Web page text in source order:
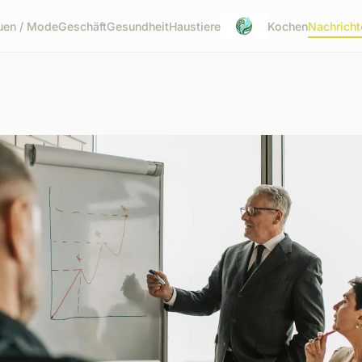
/ ModeGeschäftGesundheitHaustiere Kochen